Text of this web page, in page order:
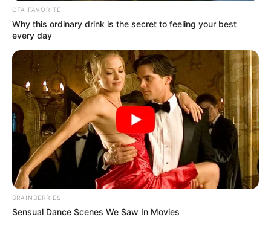
CTA FAVORITE
Why this ordinary drink is the secret to feeling your best
every day
BRAINBERRIES
Sensual Dance Scenes We Saw In Movies